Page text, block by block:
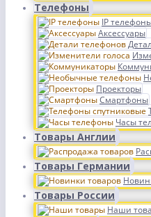
Телефоны
IP
Аксессуары
Проекторы
Смартфоны
Часы
Товары Англии
Товары Германии
Товары России
Наши